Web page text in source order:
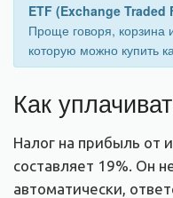
ETF (Exchange Traded
Проще говоря, корзина
которую можно купить
Как
Налог на прибыль от
составляет 19%. Он
автоматически,